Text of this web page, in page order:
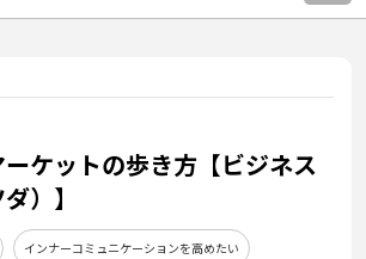
ケットの歩き方【ビジネス
）】
インナーコミュニケーションを高めたい